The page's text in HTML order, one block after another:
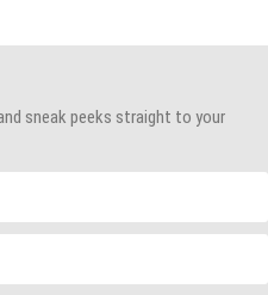
sneak peeks straight to your